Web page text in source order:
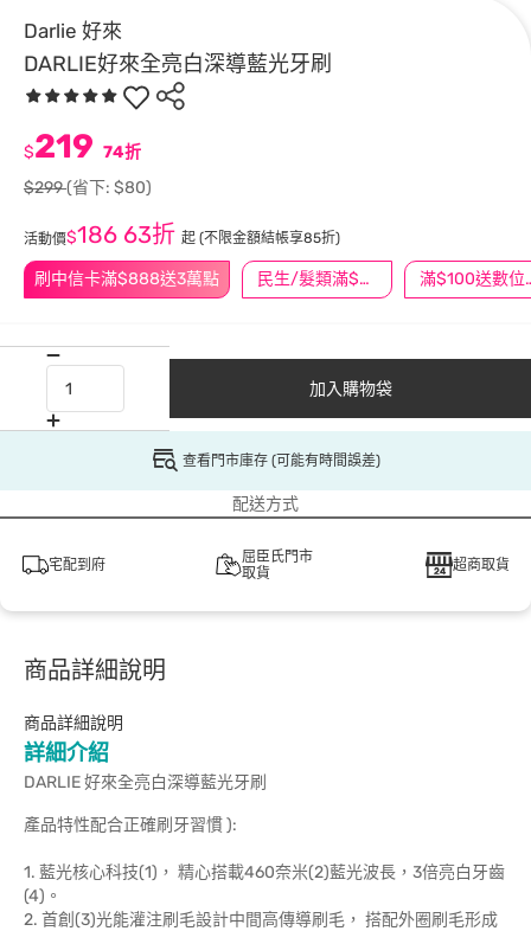
Darlie 好來
DARLIE好來全亮白深導藍光牙刷
刷中信卡滿$888送3萬點 民生/髮類滿$388送舒潔冰巾 滿
$219 74折
$299(省下: $80)
活動價$186 63折 起 (不限金額結帳享85折)
加入購物袋
查看門市庫存 (可能有時間誤差)
配送方式
宅配到府
屈臣氏門市
取貨
超商取貨
商品詳細說明
商品詳細說明
詳細介紹
DARLIE 好來全亮白深導藍光牙刷
產品特性配合正確刷牙習慣 ):
1. 藍光核心科技(1)， 精心搭載460奈米(2)藍光波長，3倍亮白牙齒
(4)。
2. 首創(3)光能灌注刷毛設計中間高傳導刷毛， 搭配外圈刷毛形成